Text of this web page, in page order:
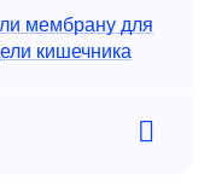
мембрану для
кишечника